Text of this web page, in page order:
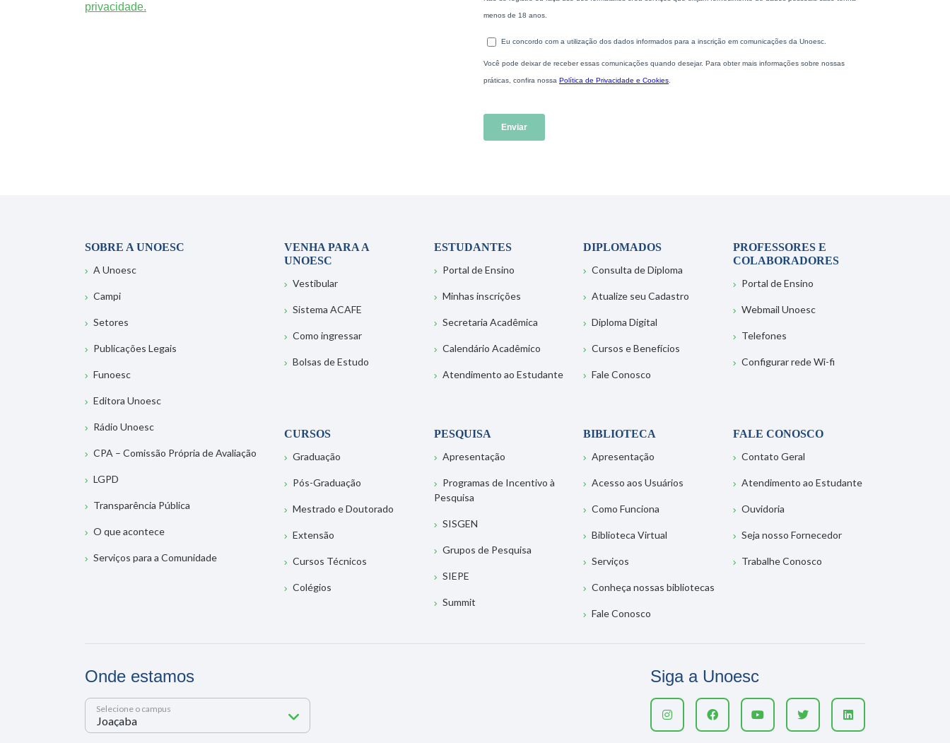
privacidade.
SOBRE A UNOESC
A Unoesc
Campi
Setores
Publicações Legais
Funoesc
Editora Unoesc
Rádio Unoesc
CPA – Comissão Própria de Avaliação
LGPD
Transparência Pública
O que acontece
Serviços para a Comunidade
VENHA PARA A
UNOESC
Vestibular
Sistema ACAFE
Como ingressar
Bolsas de Estudo
ESTUDANTES
Portal de Ensino
Minhas inscrições
Secretaria Acadêmica
Calendário Acadêmico
Atendimento ao Estudante
DIPLOMADOS
Consulta de Diploma
Atualize seu Cadastro
Diploma Digital
Cursos e Benefícios
Fale Conosco
PROFESSORES E
COLABORADORES
Portal de Ensino
Webmail Unoesc
Telefones
Configurar rede Wi-fi
CURSOS
Graduação
Pós-Graduação
Mestrado e Doutorado
Extensão
Cursos Técnicos
Colégios
PESQUISA
Apresentação
Programas de Incentivo à
Pesquisa
SISGEN
Grupos de Pesquisa
SIEPE
Summit
BIBLIOTECA
Apresentação
Acesso aos Usuários
Como Funciona
Biblioteca Virtual
Serviços
Conheça nossas bibliotecas
Fale Conosco
FALE CONOSCO
Contato Geral
Atendimento ao Estudante
Ouvidoria
Seja nosso Fornecedor
Trabalhe Conosco
Onde estamos
Selecione o campus
Siga a Unoesc